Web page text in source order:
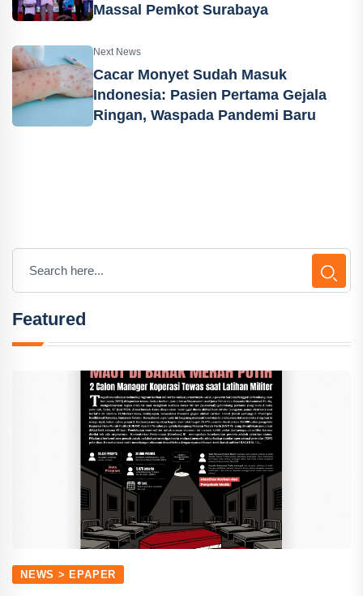
Massal Pemkot Surabaya
Next News
Cacar Monyet Sudah Masuk
Indonesia: Pasien Pertama Gejala
Ringan, Waspada Pandemi Baru
Featured
NEWS > EPAPER